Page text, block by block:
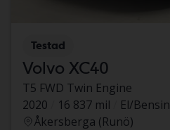
Testad
Volvo XC40
T5 FWD Twin Engine
2020
16 837 mil
El/Bensin
Åkersberga (Runö)